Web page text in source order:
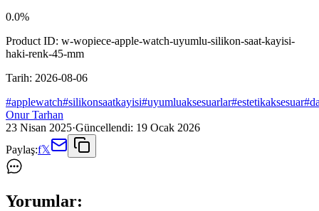
0.0%
Product ID: w-wopiece-apple-watch-uyumlu-silikon-saat-kayisi-
haki-renk-45-mm
Tarih: 2026-08-06
#applewatch#silikonsaatkayisi#uyumluaksesuarlar#estetikaksesuar#
Onur Tarhan
23 Nisan 2025·Güncellendi: 19 Ocak 2026
Paylaş:f𝕏
Yorumlar: